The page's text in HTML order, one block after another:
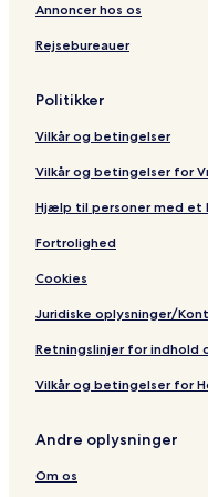
o
G
y
k
y
k
s
o
r
t
Annoncer hos os
Rejsebureauer
Politikker
Vilkår og betingelser
Vilkår og betingelser for
Hjælp til personer med et
Fortrolighed
Cookies
Juridiske oplysninger/
Retningslinjer for indhold
Vilkår og betingelser for
Andre oplysninger
Om os